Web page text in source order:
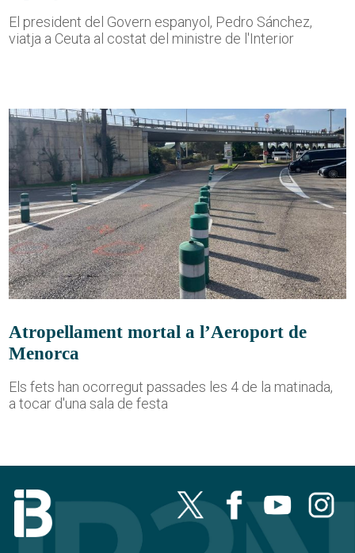
El president del Govern espanyol, Pedro Sánchez,
viatja a Ceuta al costat del ministre de l'Interior
Atropellament mortal a l’Aeroport de
Menorca
Els fets han ocorregut passades les 4 de la matinada,
a tocar d'una sala de festa